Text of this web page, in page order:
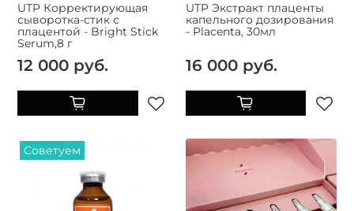
UTP Корректирующая
сыворотка-стик с
плацентой - Bright Stick
Serum,8 г
12 000 руб.
UTP Экстракт плаценты
капельного дозирования
- Placenta, 30мл
16 000 руб.
Советуем